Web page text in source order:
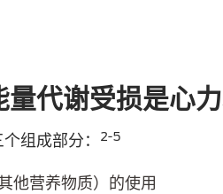
量代谢受损是心
组成部分： 2-5
他营养物质）的使用